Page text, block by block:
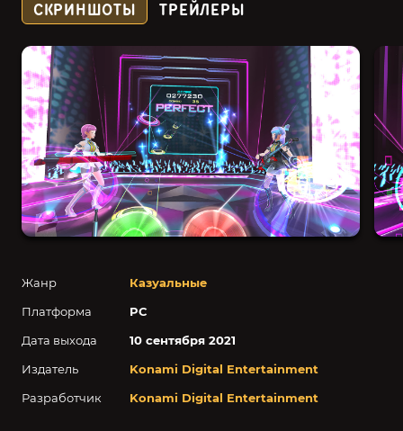
Жанр
Казуальные
Платформа
PC
Дата выхода
10 сентября 2021
Издатель
Konami Digital Entertainment
Разработчик
Konami Digital Entertainment
СКРИНШОТЫ ТРЕЙЛЕРЫ